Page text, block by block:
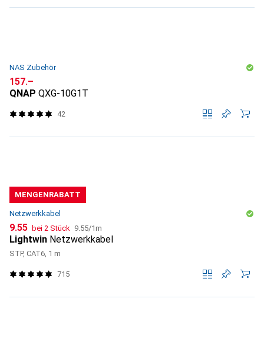
NAS Zubehör
CHF
157.–
QNAP QXG-10G1T
42
MENGENRABATT
Netzwerkkabel
CHF
9.55 bei 2 Stück CHF
9.55/1m
Lightwin Netzwerkkabel
STP, CAT6, 1 m
715